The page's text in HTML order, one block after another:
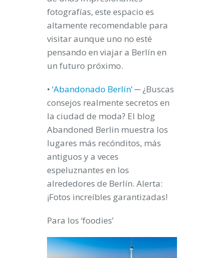
fotografías, este espacio es
altamente recomendable para
visitar aunque uno no esté
pensando en viajar a Berlín en
un futuro próximo.
• ‘Abandonado Berlín’─ ¿Buscas
consejos realmente secretos en
la ciudad de moda? El blog
Abandoned Berlin muestra los
lugares más recónditos, más
antiguos y a veces
espeluznantes en los
alrededores de Berlín. Alerta:
¡Fotos increíbles garantizadas!
Para los ‘foodies’